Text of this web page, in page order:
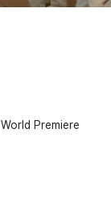
World Premiere